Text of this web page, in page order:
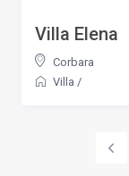
Villa Elena
Corbara
Villa /